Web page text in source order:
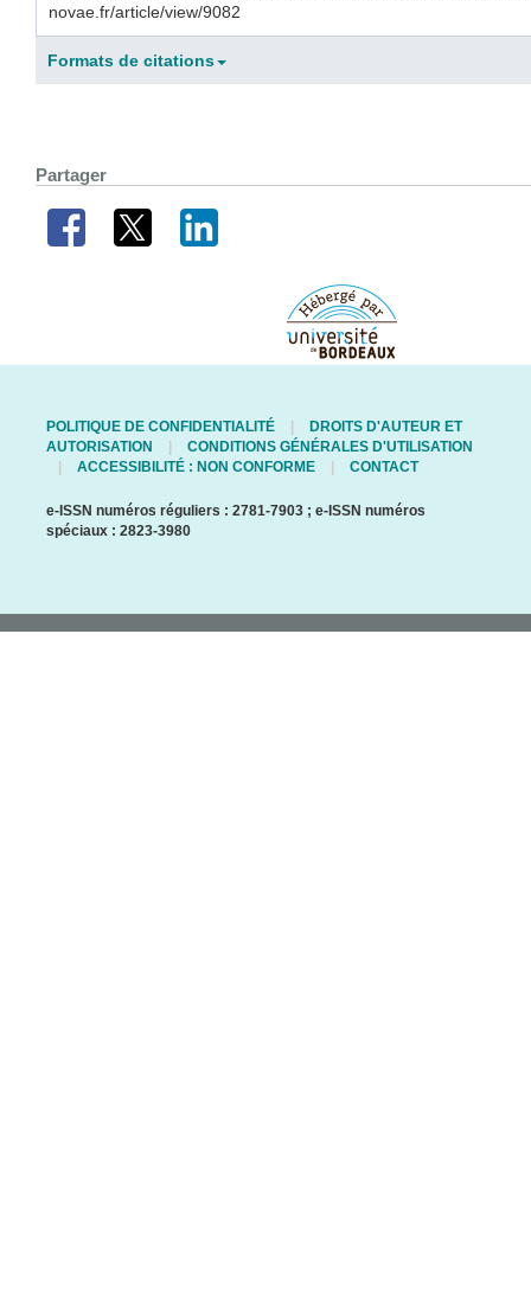
novae.fr/article/view/9082
Formats de citations
Partager
POLITIQUE DE CONFIDENTIALITÉ
DROITS D'AUTEUR ET
AUTORISATION
CONDITIONS GÉNÉRALES D'UTILISATION
ACCESSIBILITÉ : NON CONFORME
CONTACT
e-ISSN numéros réguliers : 2781-7903 ; e-ISSN numéros
spéciaux : 2823-3980